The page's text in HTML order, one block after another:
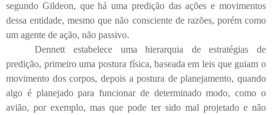
segundo Gildeon, que há uma predição das ações e movimentos
dessa entidade, mesmo que não consciente de razões, porém como
um agente de ação, não passivo.
Dennett estabelece uma hierarquia de estratégias de
predição, primeiro uma postura física, baseada em leis que guiam o
movimento dos corpos, depois a postura de planejamento, quando
algo é planejado para funcionar de determinado modo, como o
avião, por exemplo, mas que pode ter sido mal projetado e não